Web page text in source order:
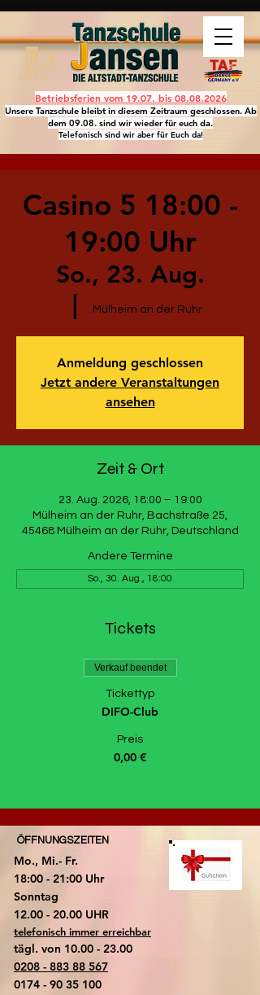
Betriebsferien vom 19.07. bis 08.08.2026
Unsere Tanzschule bleibt in diesem Zeitraum geschlossen. Ab
dem 09.08. sind wir wieder für euch da.
Telefonisch sind wir aber für Euch da!
Casino 5 18:00 -
19:00 Uhr
So., 23. Aug.
Mülheim an der Ruhr
Anmeldung geschlossen
Jetzt andere Veranstaltungen
ansehen
Zeit & Ort
23. Aug. 2026, 18:00 – 19:00
Mülheim an der Ruhr, Bachstraße 25,
45468 Mülheim an der Ruhr, Deutschland
Andere Termine
So., 30. Aug., 18:00
Tickets
Verkauf beendet
Tickettyp
DIFO-Club
Preis
0,00 €
ÖFFNUNGSZEITEN
Mo., Mi.- Fr.
18:00 - 21:00 Uhr
​Sonntag
​12.00 - 20.00 UHR
telefonisch immer erreichbar
tägl. von 10.00 - 23.00
0208 - 883 88 567
0174 - 90 35 100